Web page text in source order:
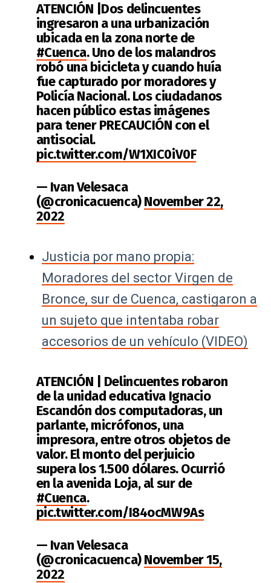
ATENCIÓN |Dos delincuentes
ingresaron a una urbanización
ubicada en la zona norte de
#Cuenca. Uno de los malandros
robó una bicicleta y cuando huía
fue capturado por moradores y
Policía Nacional. Los ciudadanos
hacen público estas imágenes
para tener PRECAUCIÓN con el
antisocial.
pic.twitter.com/W1XIC0iV0F
— Ivan Velesaca
(@cronicacuenca)November 22,
2022
Justicia por mano propia:
Moradores del sector Virgen de
Bronce, sur de Cuenca, castigaron a
un sujeto que intentaba robar
accesorios de un vehículo (VIDEO)
ATENCIÓN | Delincuentes robaron
de la unidad educativa Ignacio
Escandón dos computadoras, un
parlante, micrófonos, una
impresora, entre otros objetos de
valor. El monto del perjuicio
supera los 1.500 dólares. Ocurrió
en la avenida Loja, al sur de
#Cuenca.
pic.twitter.com/I84ocMW9As
— Ivan Velesaca
(@cronicacuenca)November 15,
2022